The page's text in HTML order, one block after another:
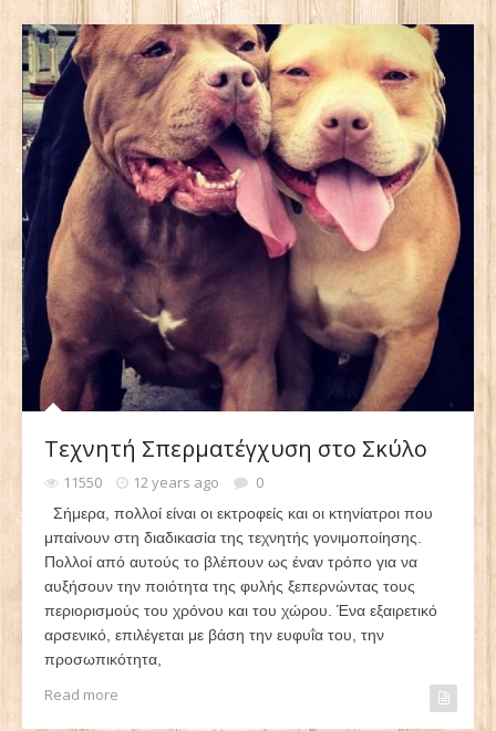
Τεχνητή Σπερματέγχυση στο Σκύλο
11550 12 years ago 0
Σήμερα, πολλοί είναι οι εκτροφείς και οι κτηνίατροι που
μπαίνουν στη διαδικασία της τεχνητής γονιμοποίησης.
Πολλοί από αυτούς το βλέπουν ως έναν τρόπο για να
αυξήσουν την ποιότητα της φυλής ξεπερνώντας τους
περιορισμούς του χρόνου και του χώρου. Ένα εξαιρετικό
αρσενικό, επιλέγεται με βάση την ευφυΐα του, την
προσωπικότητα,
Read more